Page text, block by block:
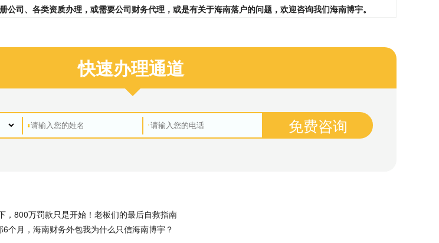
公司、各类资质办理，或需要公司财务代理，或是有关于海南落户的问题，欢迎咨询我们海南博宇。
快速办理通道
免费咨询
，800万罚款只是开始！老板们的最后自救指南
个月，海南财务外包我为什么只信海南博宇？